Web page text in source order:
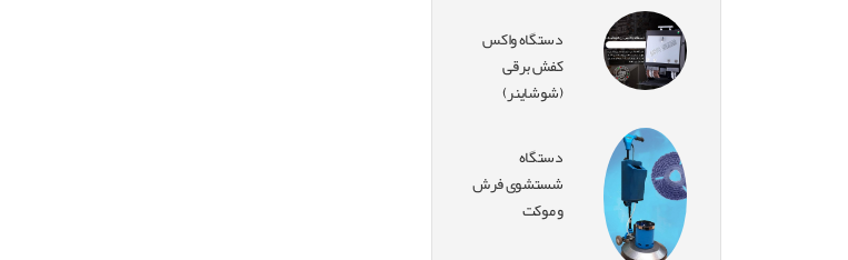
دستگاه واکس
کفش برقی
(شوشاینر)
دستگاه
شستشوی فرش
و موکت